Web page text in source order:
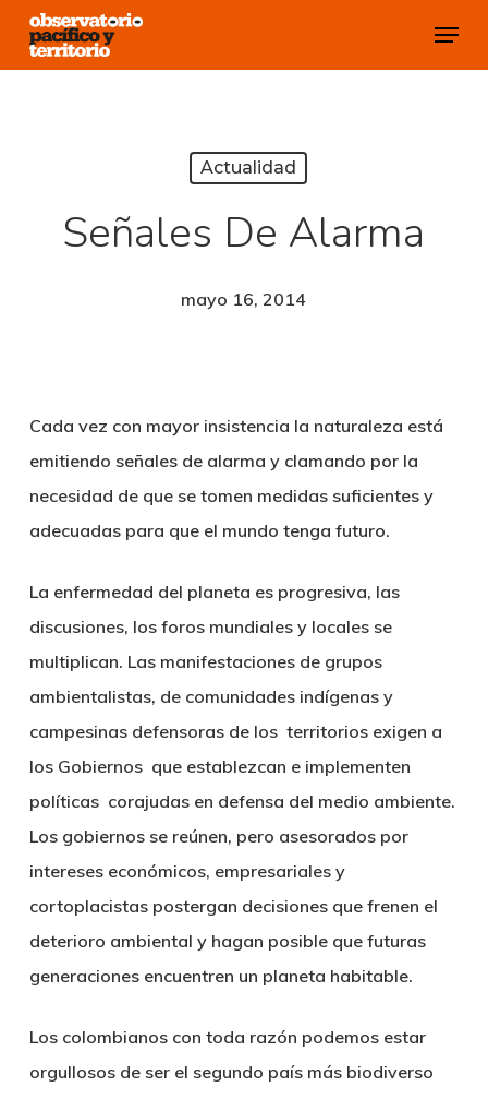
Skip
Menu
Actualidad
Señales De Alarma
mayo 16, 2014
Cada vez con mayor insistencia la naturaleza está
emitiendo señales de alarma y clamando por la
necesidad de que se tomen medidas suficientes y
adecuadas para que el mundo tenga futuro.
La enfermedad del planeta es progresiva, las
discusiones, los foros mundiales y locales se
multiplican. Las manifestaciones de grupos
ambientalistas, de comunidades indígenas y
campesinas defensoras de los territorios exigen a
los Gobiernos que establezcan e implementen
políticas corajudas en defensa del medio ambiente.
Los gobiernos se reúnen, pero asesorados por
intereses económicos, empresariales y
cortoplacistas postergan decisiones que frenen el
deterioro ambiental y hagan posible que futuras
generaciones encuentren un planeta habitable.
Los colombianos con toda razón podemos estar
orgullosos de ser el segundo país más biodiverso
Close